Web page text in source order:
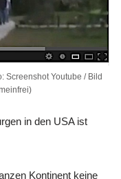
Screenshot Youtube / Bild
in den USA ist
Kontinent keine